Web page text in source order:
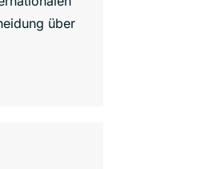
über